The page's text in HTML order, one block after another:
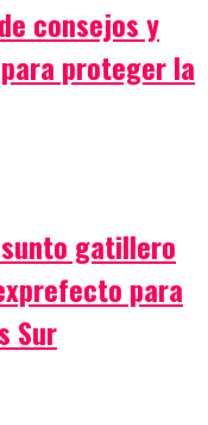
consejos y
proteger la
gatillero
para
Sur